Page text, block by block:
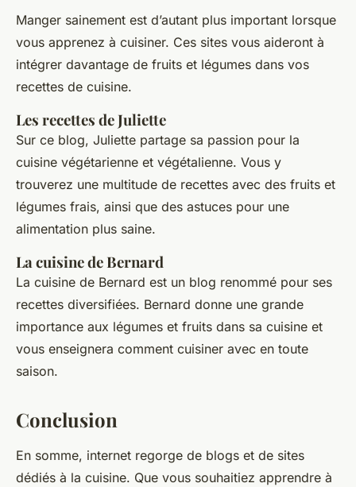
Manger sainement est d’autant plus important lorsque
vous apprenez à cuisiner. Ces sites vous aideront à
intégrer davantage de fruits et légumes dans vos
recettes de cuisine.
Les recettes de Juliette
Sur ce blog, Juliette partage sa passion pour la
cuisine végétarienne et végétalienne. Vous y
trouverez une multitude de recettes avec des fruits et
légumes frais, ainsi que des astuces pour une
alimentation plus saine.
La cuisine de Bernard
La cuisine de Bernard est un blog renommé pour ses
recettes diversifiées. Bernard donne une grande
importance aux légumes et fruits dans sa cuisine et
vous enseignera comment cuisiner avec en toute
saison.
Conclusion
En somme, internet regorge de blogs et de sites
dédiés à la cuisine. Que vous souhaitiez apprendre à